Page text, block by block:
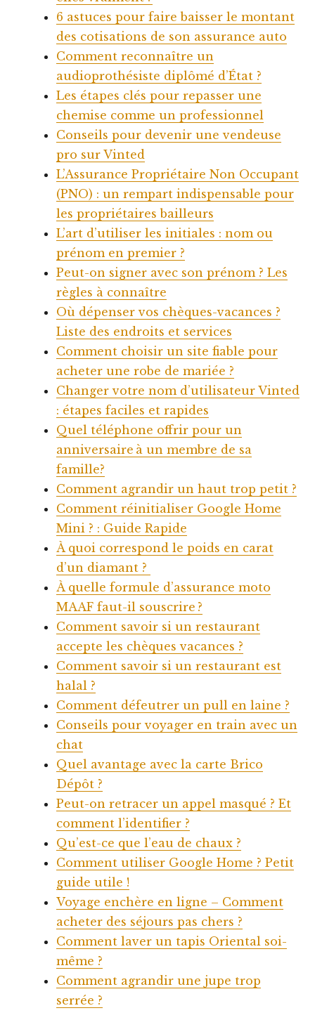
6 astuces pour faire baisser le montant
des cotisations de son assurance auto
Comment reconnaître un
audioprothésiste diplômé d’État ?
Les étapes clés pour repasser une
chemise comme un professionnel
Conseils pour devenir une vendeuse
pro sur Vinted
L’Assurance Propriétaire Non Occupant
(PNO) : un rempart indispensable pour
les propriétaires bailleurs
L’art d’utiliser les initiales : nom ou
prénom en premier ?
Peut-on signer avec son prénom ? Les
règles à connaître
Où dépenser vos chèques-vacances ?
Liste des endroits et services
Comment choisir un site fiable pour
acheter une robe de mariée ?
Changer votre nom d’utilisateur Vinted
: étapes faciles et rapides
Quel téléphone offrir pour un
anniversaire à un membre de sa
famille?
Comment agrandir un haut trop petit ?
Comment réinitialiser Google Home
Mini ? : Guide Rapide
À quoi correspond le poids en carat
d’un diamant ?
À quelle formule d’assurance moto
MAAF faut-il souscrire ?
Comment savoir si un restaurant
accepte les chèques vacances ?
Comment savoir si un restaurant est
halal ?
Comment défeutrer un pull en laine ?
Conseils pour voyager en train avec un
chat
Quel avantage avec la carte Brico
Dépôt ?
Peut-on retracer un appel masqué ? Et
comment l’identifier ?
Qu’est-ce que l’eau de chaux ?
Comment utiliser Google Home ? Petit
guide utile !
Voyage enchère en ligne – Comment
acheter des séjours pas chers ?
Comment laver un tapis Oriental soi-
même ?
Comment agrandir une jupe trop
serrée ?